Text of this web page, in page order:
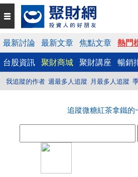
最新討論 最新文章 焦點文章 熱門
台股資訊 聚財商城 聚財講座 暢銷
我追蹤的作者 週最多人追蹤 月最多人追蹤
追蹤微糖紅茶拿鐵的